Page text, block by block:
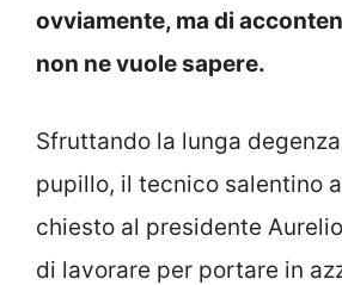
ovviamente, ma di
non ne vuole sapere.
Sfruttando la lunga
pupillo, il tecnico salentino
chiesto al presidente
di lavorare per portare in